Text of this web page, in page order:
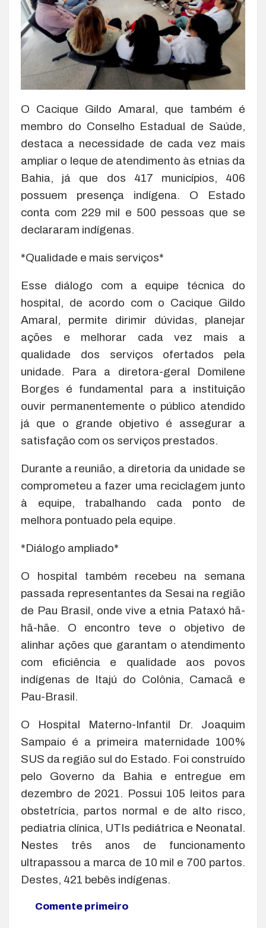
O Cacique Gildo Amaral, que também é
membro do Conselho Estadual de Saúde,
destaca a necessidade de cada vez mais
ampliar o leque de atendimento às etnias da
Bahia, já que dos 417 municípios, 406
possuem presença indígena. O Estado
conta com 229 mil e 500 pessoas que se
declararam indígenas.
*Qualidade e mais serviços*
Esse diálogo com a equipe técnica do
hospital, de acordo com o Cacique Gildo
Amaral, permite dirimir dúvidas, planejar
ações e melhorar cada vez mais a
qualidade dos serviços ofertados pela
unidade. Para a diretora-geral Domilene
Borges é fundamental para a instituição
ouvir permanentemente o público atendido
já que o grande objetivo é assegurar a
satisfação com os serviços prestados.
Durante a reunião, a diretoria da unidade se
comprometeu a fazer uma reciclagem junto
à equipe, trabalhando cada ponto de
melhora pontuado pela equipe.
*Diálogo ampliado*
O hospital também recebeu na semana
passada representantes da Sesai na região
de Pau Brasil, onde vive a etnia Pataxó hã-
hã-hãe. O encontro teve o objetivo de
alinhar ações que garantam o atendimento
com eficiência e qualidade aos povos
indígenas de Itajú do Colônia, Camacã e
Pau-Brasil.
O Hospital Materno-Infantil Dr. Joaquim
Sampaio é a primeira maternidade 100%
SUS da região sul do Estado. Foi construído
pelo Governo da Bahia e entregue em
dezembro de 2021. Possui 105 leitos para
obstetrícia, partos normal e de alto risco,
pediatria clínica, UTIs pediátrica e Neonatal.
Nestes três anos de funcionamento
ultrapassou a marca de 10 mil e 700 partos.
Destes, 421 bebês indígenas.
Comente primeiro